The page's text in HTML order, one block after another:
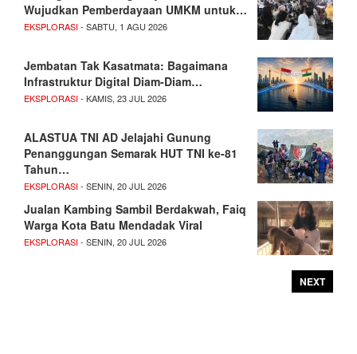
Wujudkan Pemberdayaan UMKM untuk…
EKSPLORASI- SABTU, 1 AGU 2026
Jembatan Tak Kasatmata: Bagaimana
Infrastruktur Digital Diam-Diam…
EKSPLORASI- KAMIS, 23 JUL 2026
ALASTUA TNI AD Jelajahi Gunung
Penanggungan Semarak HUT TNI ke-81
Tahun…
EKSPLORASI- SENIN, 20 JUL 2026
Jualan Kambing Sambil Berdakwah, Faiq
Warga Kota Batu Mendadak Viral
EKSPLORASI- SENIN, 20 JUL 2026
NEXT